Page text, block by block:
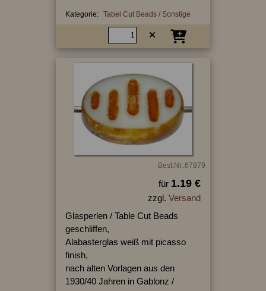
Kategorie: Tabel Cut Beads / Sonstige
Best.Nr.:67879
für 1.19 €
zzgl. Versand
Glasperlen / Table Cut Beads
geschliffen,
Alabasterglas weiß mit picasso
finish,
nach alten Vorlagen aus den
1930/40 Jahren in Gablonz /